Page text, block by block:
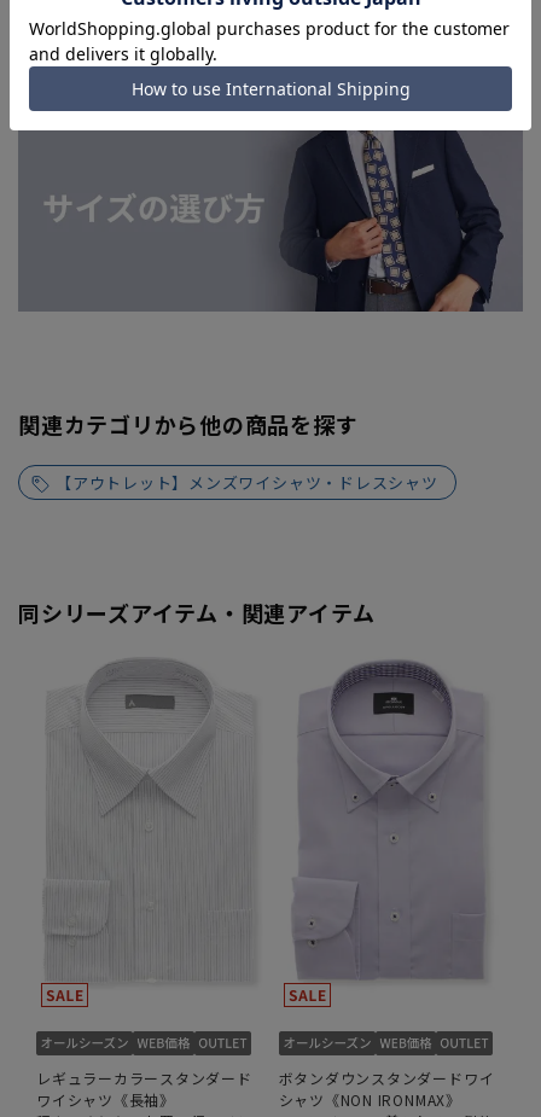
関連カテゴリから他の商品を探す
【アウトレット】メンズワイシャツ・ドレスシャツ
同シリーズアイテム・関連アイテム
レギュラーカラースタンダード
ワイシャツ《長袖》
ボタンダウンスタンダードワイ
シャツ《NON IRONMAX》